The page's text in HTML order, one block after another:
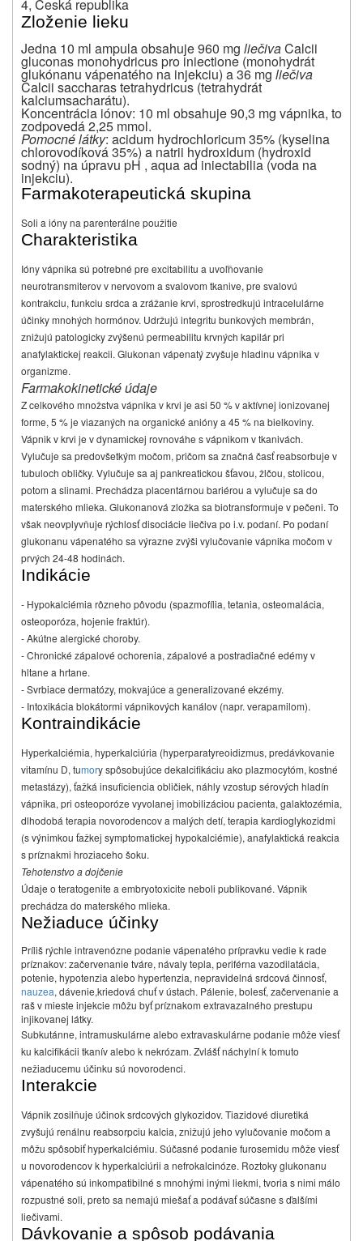
4, Česká republika
Zloženie lieku
Jedna 10 ml ampula obsahuje 960 mg liečivaCalcii
gluconas monohydricus pro iniectione (monohydrát
glukónanu vápenatého na injekciu) a 36 mg liečiva
Calcii saccharas tetrahydricus (tetrahydrát
kalciumsacharátu).
Koncentrácia iónov: 10 ml obsahuje 90,3 mg vápnika, to
zodpovedá 2,25 mmol.
Pomocné látky: acidum hydrochloricum 35% (kyselina
chlorovodíková 35%) a natrii hydroxidum (hydroxid
sodný) na úpravu pH , aqua ad iniectabilia (voda na
injekciu).
Farmakoterapeutická skupina
Soli a ióny na parenterálne použitie
Charakteristika
Ióny vápnika sú potrebné pre excitabilitu a uvoľňovanie
neurotransmiterov v nervovom a svalovom tkanive, pre svalovú
kontrakciu, funkciu srdca a zrážanie krvi, sprostredkujú intracelulárne
účinky mnohých hormónov. Udržujú integritu bunkových membrán,
znižujú patologicky zvýšenú permeabilitu krvných kapilár pri
anafylaktickej reakcii. Glukonan vápenatý zvyšuje hladinu vápnika v
organizme.
Farmakokinetické údaje
Z celkového množstva vápnika v krvi je asi 50 % v aktívnej ionizovanej
forme, 5 % je viazaných na organické anióny a 45 % na bielkoviny.
Vápnik v krvi je v dynamickej rovnováhe s vápnikom v tkanivách.
Vylučuje sa predovšetkým močom, pričom sa značná časť reabsorbuje v
tubuloch obličky. Vylučuje sa aj pankreatickou šťavou, žlčou, stolicou,
potom a slinami. Prechádza placentárnou bariérou a vylučuje sa do
materského mlieka. Glukonanová zložka sa biotransformuje v pečeni. To
však neovplyvňuje rýchlosť disociácie liečiva po i.v. podaní. Po podaní
glukonanu vápenatého sa výrazne zvýši vylučovanie vápnika močom v
prvých 24-48 hodinách.
Indikácie
- Hypokalciémia rôzneho pôvodu (spazmofília, tetania, osteomalácia,
osteoporóza, hojenie fraktúr).
- Akútne alergické choroby.
- Chronické zápalové ochorenia, zápalové a postradiačné edémy v
hltane a hrtane.
- Svrbiace dermatózy, mokvajúce a generalizované ekzémy.
- Intoxikácia blokátormi vápnikových kanálov (napr. verapamilom).
Kontraindikácie
Hyperkalciémia, hyperkalciúria (hyperparatyreoidizmus, predávkovanie
vitamínu D, tumory spôsobujúce dekalcifikáciu ako plazmocytóm, kostné
metastázy), ťažká insuficiencia obličiek, náhly vzostup sérových hladín
vápnika, pri osteoporóze vyvolanej imobilizáciou pacienta, galaktozémia,
dlhodobá terapia novorodencov a malých detí, terapia kardioglykozidmi
(s výnimkou ťažkej symptomatickej hypokalciémie), anafylaktická reakcia
s príznakmi hroziaceho šoku.
Tehotenstvo a dojčenie
Údaje o teratogenite a embryotoxicite neboli publikované. Vápnik
prechádza do materského mlieka.
Nežiaduce účinky
Príliš rýchle intravenózne podanie vápenatého prípravku vedie k rade
príznakov: začervenanie tváre, návaly tepla, periférna vazodilatácia,
potenie, hypotenzia alebo hypertenzia, nepravidelná srdcová činnosť,
nauzea, dávenie,kriedová chuť v ústach. Pálenie, bolesť, začervenanie a
raš v mieste injekcie môžu byť príznakom extravazalného prestupu
injikovanej látky.
Subkutánne, intramuskulárne alebo extravaskulárne podanie môže viesť
ku kalcifikácii tkanív alebo k nekrózam. Zvlášť náchylní k tomuto
nežiaducemu účinku sú novorodenci.
Interakcie
Vápnik zosilňuje účinok srdcových glykozidov. Tiazidové diuretiká
zvyšujú renálnu reabsorpciu kalcia, znižujú jeho vylučovanie močom a
môžu spôsobiť hyperkalciémiu. Súčasné podanie furosemidu môže viesť
u novorodencov k hyperkalciúrii a nefrokalcinóze. Roztoky glukonanu
vápenatého sú inkompatibilné s mnohými inými liekmi, tvoria s nimi málo
rozpustné soli, preto sa nemajú miešať a podávať súčasne s ďalšími
liečivami.
Dávkovanie a spôsob podávania